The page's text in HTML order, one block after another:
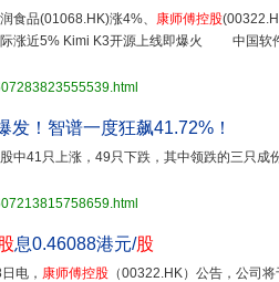
食品(01068.HK)涨4%、 康师傅控股
5% Kimi K3开源上线即爆火 中国软件
发！智谱一度狂飙41.72%！
中41只上涨，49只下跌，其中领跌的三只成
股息0.46088港元/股
电， 康师傅控股 （00322.HK）公告，公司